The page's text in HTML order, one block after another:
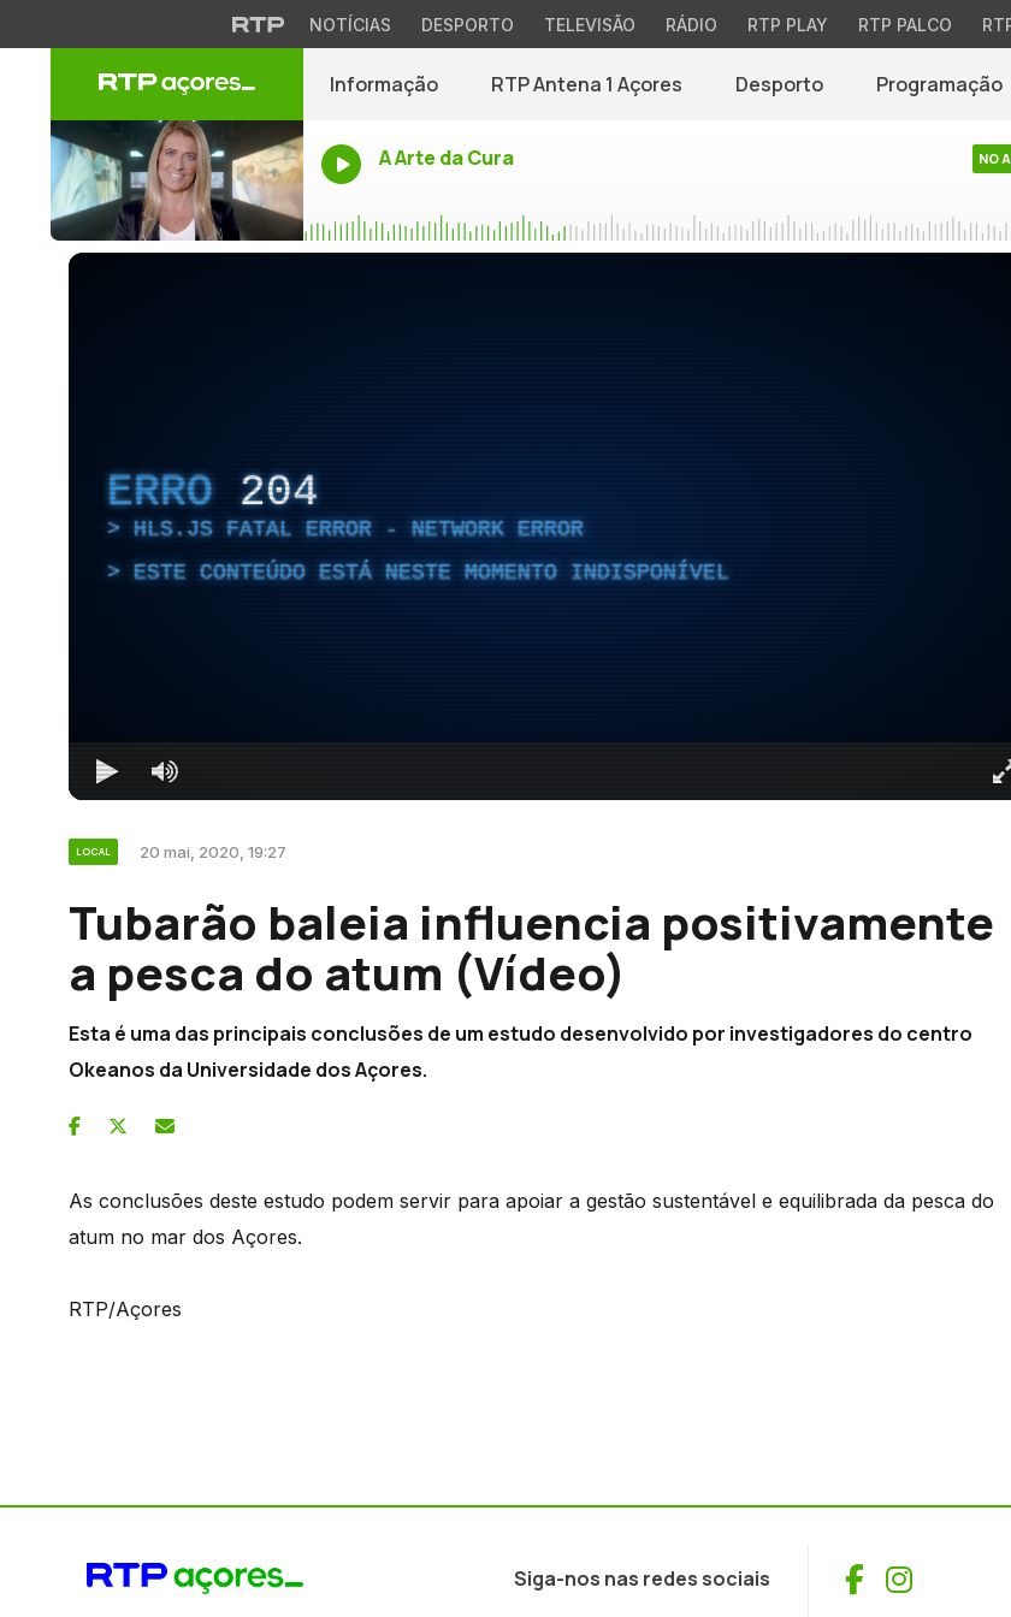
NOTÍCIAS DESPORTO TELEVISÃO RÁDIO RTP PLAY RTP PALCO
Informação RTP Antena 1 Açores Desporto Programação
A Arte da Cura NO
ERRO 204
HLS.JS FATAL ERROR - NETWORK ERROR
ESTE CONTEÚDO ESTÁ NESTE MOMENTO INDISPONÍVEL
LOCAL 20 mai, 2020, 19:27
Tubarão baleia influencia positivamente
a pesca do atum (Vídeo)
Esta é uma das principais conclusões de um estudo desenvolvido por investigadores do centro
Okeanos da Universidade dos Açores.
As conclusões deste estudo podem servir para apoiar a gestão sustentável e equilibrada da pesca do
atum no mar dos Açores.
RTP/Açores
Siga-nos nas redes sociais Facebook